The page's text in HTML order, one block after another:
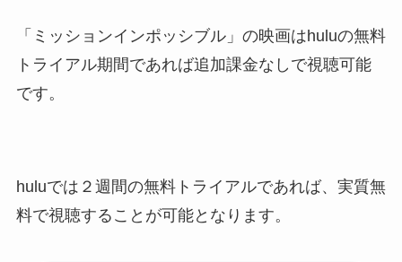
「ミッションインポッシブル」の映画はhuluの無料
トライアル期間であれば追加課金なしで視聴可能
です。
huluでは２週間の無料トライアルであれば、実質無
料で視聴することが可能となります。